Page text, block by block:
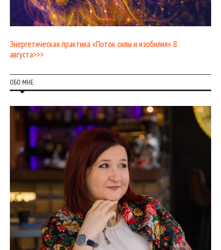
Энергетическая практика «Поток силы и изобилия» 8
августа>>>
ОБО МНЕ